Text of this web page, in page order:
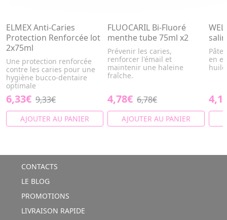
ELMEX Anti-Caries
Protection Renforcée lot
2x75ml
Une protection renforcée
contre les caries pour une
hygiène bucco-dentaire
optimale
6,33€ 9,33€
AJOUTER AU PANIER
FLUOCARIL Bi-Fluoré
menthe tube 75ml x2
Prévenir les caries,
renforcer l'émail et
maintenir une haleine
fraîche.
4,78€ 6,78€
AJOUTER AU PANIER
Pâte
en
CONTACTS
LE BLOG
PROMOTIONS
LIVRAISON RAPIDE